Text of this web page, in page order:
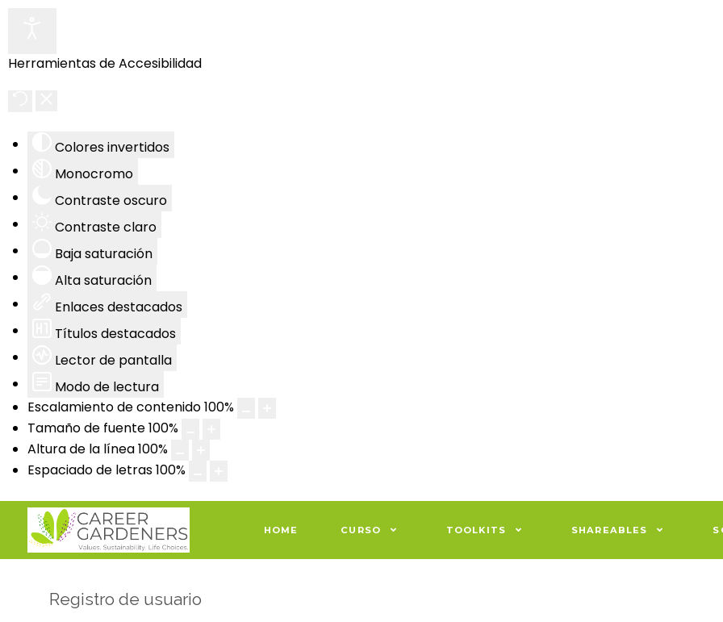
Herramientas de Accesibilidad
Colores invertidos
Monocromo
Contraste oscuro
Contraste claro
Baja saturación
Alta saturación
Enlaces destacados
Títulos destacados
Lector de pantalla
Modo de lectura
Escalamiento de contenido100%
Tamaño de fuente100%
Altura de la línea100%
Espaciado de letras100%
HOME CURSO TOOLKITS SHAREABLES
Registro de usuario